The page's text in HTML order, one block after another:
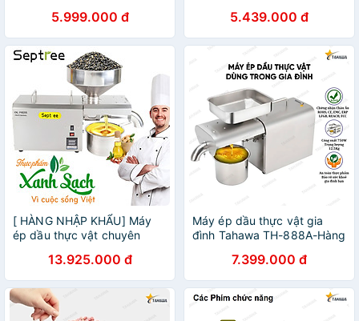
Mỹ Cao Cấp Dùng Cho Gia
Đình
5.999.000 đ
Thương hiệu Mỹ cao cấp
Septree - X3S
5.439.000 đ
[ HÀNG NHẬP KHẨU] Máy
ép dầu thực vật chuyên
cho gia đình, kinh doanh,
nhà hàng, khách sạn
13.925.000 đ
Máy ép dầu thực vật gia
đình Tahawa TH-888A-Hàng
7.399.000 đ